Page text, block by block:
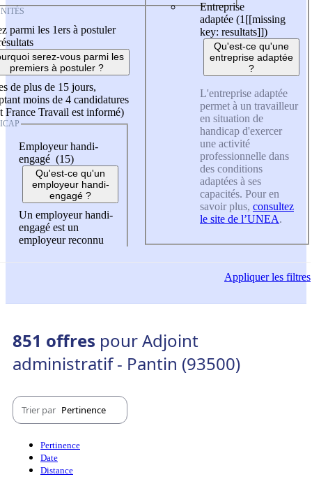
parmi les 1ers à postuler
serez-vous parmi les
premiers à postuler ?
de plus de 15 jours,
moins de 4 candidatures
France Travail est informé)
Employeur handi-
engagé (15)
Qu'est-ce qu'un
employeur handi-
engagé ?
Un employeur handi-
engagé est un
employeur reconnu
Entreprise
adaptée (1 [[missing
key: resultats]])
Qu'est-ce qu'une
entreprise adaptée
?
L'entreprise adaptée
permet à un travailleur
en situation de
handicap d'exercer
une activité
professionnelle dans
des conditions
adaptées à ses
capacités. Pour en
savoir plus, consultez
le site de l’UNEA.
Appliquerles filtres
851 offres pour Adjoint
administratif - Pantin (93500)
Trier par Pertinence
Pertinence
Date
Distance